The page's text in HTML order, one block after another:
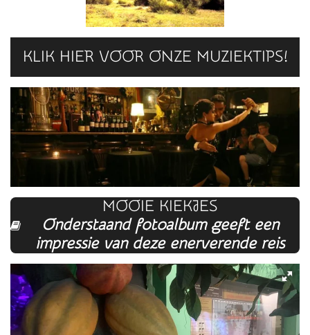
KLIK HIER VOOR ONZE MUZIEKTIPS!
MOOIE KIEKJES
Onderstaand fotoalbum geeft een
impressie van deze enerverende reis